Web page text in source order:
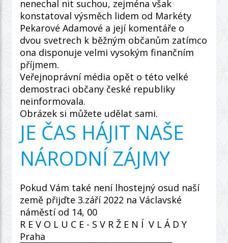
nenechal nit suchou, zejména však
konstatoval výsměch lidem od Markéty
Pekarové Adamové a její komentáře o
dvou svetrech k běžným občanům zatímco
ona disponuje velmi vysokým finančním
příjmem.
Veřejnoprávní média opět o této velké
demostraci občany české republiky
neinformovala.
Obrázek si můžete udělat sami.
JE ČAS HÁJIT NAŠE
NÁRODNÍ ZÁJMY
Pokud Vám také není lhostejný osud naší
země přijďte 3.září 2022 na Václavské
náměstí od 14, 00
R E V O L U C E - S V R Ž E N Í V L Á D Y
Praha